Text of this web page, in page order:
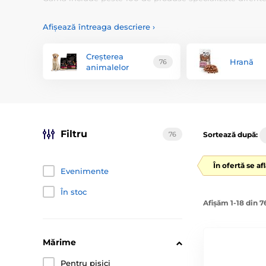
pielii, produse de igienă, produse de instruire pentru
Afișează întreaga descriere ›
Creșterea
animalelor
76 Hrană
Filtru 76
Evenimente
În stoc
Mărime
Pentru pisici
Sortează după:
În ofertă se
Afișăm 1-18 din